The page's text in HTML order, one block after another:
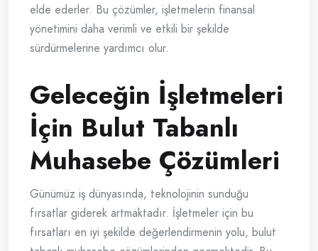
elde ederler. Bu çözümler, işletmelerin finansal
yönetimini daha verimli ve etkili bir şekilde
sürdürmelerine yardımcı olur.
Geleceğin İşletmeleri
İçin Bulut Tabanlı
Muhasebe Çözümleri
Günümüz iş dünyasında, teknolojinin sunduğu
fırsatlar giderek artmaktadır. İşletmeler için bu
fırsatları en iyi şekilde değerlendirmenin yolu, bulut